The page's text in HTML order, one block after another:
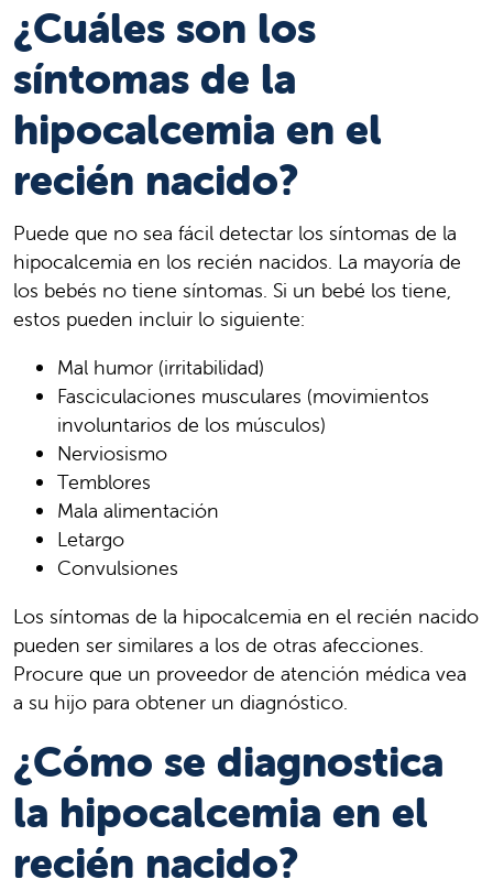
¿Cuáles son los
síntomas de la
hipocalcemia en el
recién nacido?
Puede que no sea fácil detectar los síntomas de la
hipocalcemia en los recién nacidos. La mayoría de
los bebés no tiene síntomas. Si un bebé los tiene,
estos pueden incluir lo siguiente:
Mal humor (irritabilidad)
Fasciculaciones musculares (movimientos
involuntarios de los músculos)
Nerviosismo
Temblores
Mala alimentación
Letargo
Convulsiones
Los síntomas de la hipocalcemia en el recién nacido
pueden ser similares a los de otras afecciones.
Procure que un proveedor de atención médica vea
a su hijo para obtener un diagnóstico.
¿Cómo se diagnostica
la hipocalcemia en el
recién nacido?